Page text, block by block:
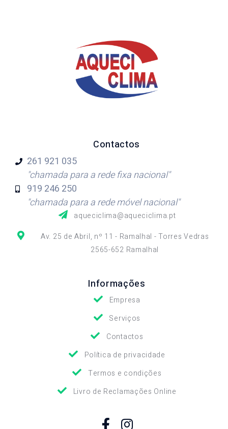
Contactos
261 921 035
"chamada para a rede fixa nacional"
919 246 250
"chamada para a rede móvel nacional"
aqueciclima@aqueciclima.pt
Av. 25 de Abril, nº 11 - Ramalhal - Torres Vedras
2565-652 Ramalhal
Informações
Empresa
Serviços
Contactos
Política de privacidade
Termos e condições
Livro de Reclamações Online